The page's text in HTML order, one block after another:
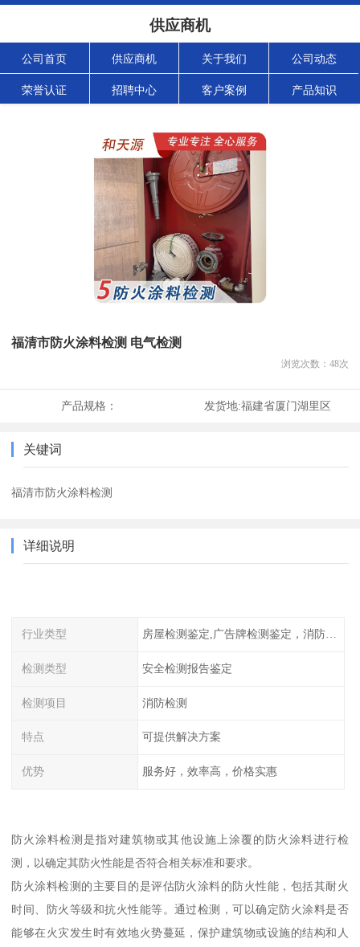
供应商机
公司首页 供应商机 关于我们 公司动态
荣誉认证 招聘中心 客户案例 产品知识
福清市防火涂料检测 电气检测
浏览次数： 48次
产品规格： 发货地:福建省厦门湖里区
关键词
福清市防火涂料检测
详细说明
行业类型 房屋检测鉴定,广告牌检测鉴定，消防检测
检测类型 安全检测报告鉴定
检测项目 消防检测
特点 可提供解决方案
优势 服务好，效率高，价格实惠
防火涂料检测是指对建筑物或其他设施上涂覆的防火涂料进行检
测，以确定其防火性能是否符合相关标准和要求。
防火涂料检测的主要目的是评估防火涂料的防火性能，包括其耐火
时间、防火等级和抗火性能等。通过检测，可以确定防火涂料是否
能够在火灾发生时有效地火势蔓延，保护建筑物或设施的结构和人